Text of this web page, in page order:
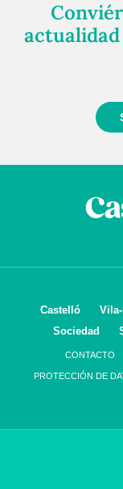
Castelló Vila-
Sociedad
CONTACTO
PROTECCIÓN DE